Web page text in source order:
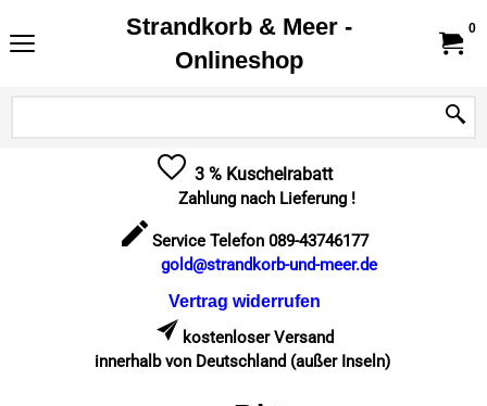
Strandkorb & Meer -
Onlineshop
0
3 % Kuschelrabatt
Zahlung nach Lieferung !
Service Telefon 089-43746177
gold@strandkorb-und-meer.de
Vertrag widerrufen
kostenloser Versand
innerhalb von Deutschland (außer Inseln)